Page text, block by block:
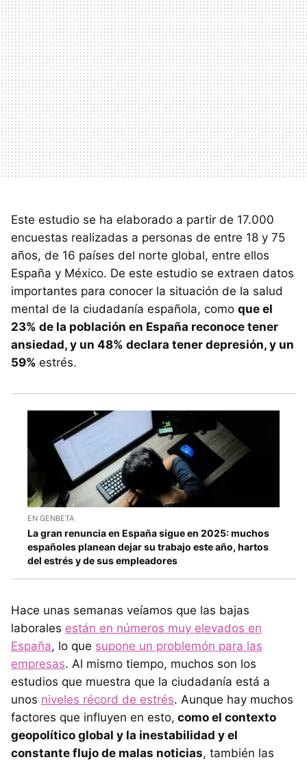
Este estudio se ha elaborado a partir de 17.000
encuestas realizadas a personas de entre 18 y 75
años, de 16 países del norte global, entre ellos
España y México. De este estudio se extraen datos
importantes para conocer la situación de la salud
mental de la ciudadanía española, como que el
23% de la población en España reconoce tener
ansiedad, y un 48% declara tener depresión, y un
59% estrés.
EN GENBETA
La gran renuncia en España sigue en 2025: muchos
españoles planean dejar su trabajo este año, hartos
del estrés y de sus empleadores
Hace unas semanas veíamos que las bajas
laborales están en números muy elevados en
España, lo que supone un problemón para las
empresas. Al mismo tiempo, muchos son los
estudios que muestra que la ciudadanía está a
unos niveles récord de estrés. Aunque hay muchos
factores que influyen en esto, como el contexto
geopolítico global y la inestabilidad y el
constante flujo de malas noticias, también las